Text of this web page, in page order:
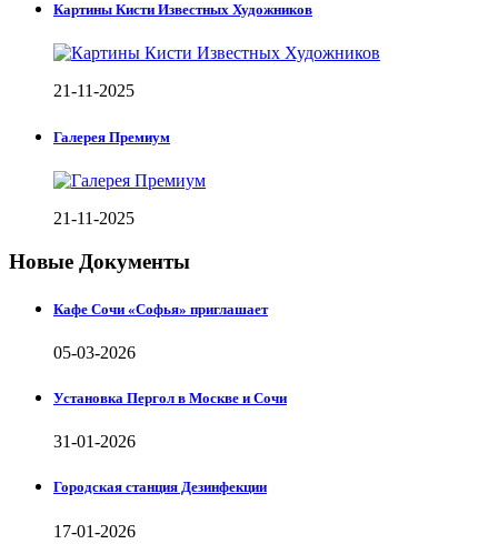
Картины Кисти Известных Художников
21-11-2025
Галерея Премиум
21-11-2025
Новые Документы
Кафе Сочи «Софья» приглашает
05-03-2026
Установка Пергол в Москве и Сочи
31-01-2026
Городская станция Дезинфекции
17-01-2026